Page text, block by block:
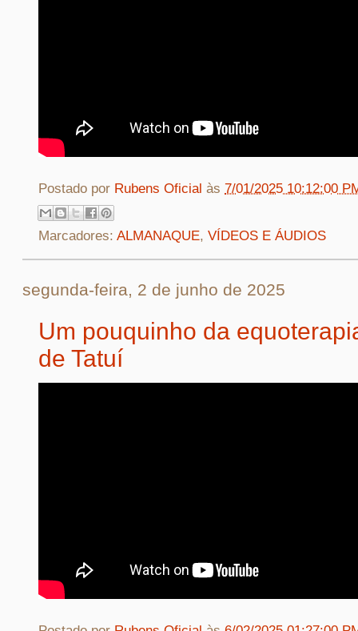
Postado por Rubens Oficial às 7/01/2025 10:12:00
Marcadores: ALMANAQUE, VÍDEOS E ÁUDIOS
segunda-feira, 2 de junho de 2025
Um pouquinho da
de Tatuí